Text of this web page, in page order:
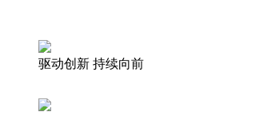
驱动创新 持续向前